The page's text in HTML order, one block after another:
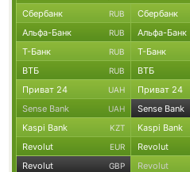
Сбербанк RUB Сбербанк
Альфа-Банк RUB Альфа-Банк
Т-Банк RUB Т-Банк
ВТБ RUB ВТБ
Приват 24 UAH Приват 24
Sense Bank UAH Sense Bank
Kaspi Bank KZT Kaspi Bank
Revolut EUR Revolut
Revolut GBP Revolut